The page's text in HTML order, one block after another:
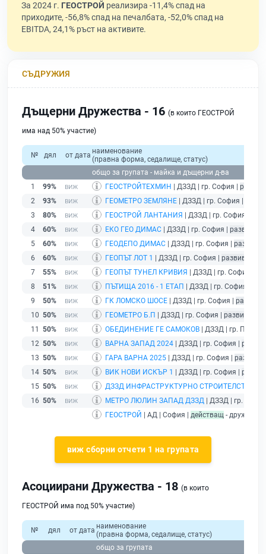
За 2024 г. ГЕОСТРОЙ реализира -11,4% спад на
приходите, -56,8% спад на печалбата, -52,0% спад на
EBITDA, 24,1% ръст на активите.
СЪДРУЖИЯ
Дъщерни Дружества - 16 (в които ГЕОСТРОЙ
има над 50% участие)
№ дял от дата наименование
(правна форма, седалище, статус)
общо за групата - майка и дъщерни д-ва
1
99% ГЕОСТРОЙТЕХМИН | ДЗЗД | гр. София |
2
93% ГЕОМЕТРО ЗЕМЛЯНЕ | ДЗЗД | гр. София |
3
80% ГЕОСТРОЙ ЛАНТАНИЯ | ДЗЗД | гр. София |
4
60% ЕКО ГЕО ДИМАС | ДЗЗД | гр. София | развиващ
5
60% ГЕОДЕПО ДИМАС | ДЗЗД | гр. София |
6
60% ГЕОПЪТ ЛОТ 1 | ДЗЗД | гр. София | развиващ
7
55% ГЕОПЪТ ТУНЕЛ КРИВИЯ | ДЗЗД | гр. София |
8
51% ПЪТИЩА 2016 - 1 ЕТАП | ДЗЗД | гр. София |
9
50% ГК ЛОМСКО ШОСЕ | ДЗЗД | гр. София |
10 50% ГЕОМЕТРО Б.П | ДЗЗД | гр. София | развиващ
11
50% ОБЕДИНЕНИЕ ГЕ САМОКОВ | ДЗЗД | гр.
12 50% ВАРНА ЗАПАД 2024 | ДЗЗД | гр. София |
13 50% ГАРА ВАРНА 2025 | ДЗЗД | гр. София |
14 50% ВИК НОВИ ИСКЪР 1 | ДЗЗД | гр. София |
15 50%
ДЗЗД ИНФРАСТРУКТУРНО СТРОИТЕЛСТВО -
16 50% МЕТРО ЛЮЛИН ЗАПАД ДЗЗД | ДЗЗД | гр.
ГЕОСТРОЙ
| АД | София | действащ -
виж сборни отчети 1 на групата
Асоциирани Дружества - 18 (в които
ГЕОСТРОЙ има под 50% участие)
№ дял от дата наименование
(правна форма, седалище, статус)
общо за групата